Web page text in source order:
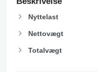
Nyttelast
Nettovægt
Totalvægt